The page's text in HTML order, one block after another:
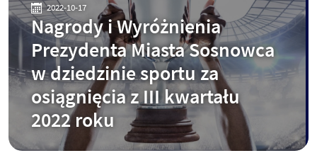
2022-10-17
Nagrody i Wyróżnienia
Prezydenta Miasta Sosnowca
w dziedzinie sportu za
osiągnięcia z III kwartału
2022 roku